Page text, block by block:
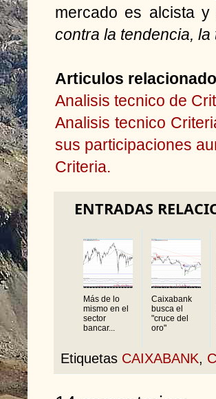
mercado es alcista
contra la tendencia,
Articulos
Analisis tecnico de
Analisis tecnico
sus participaciones
Criteria.
ENTRADAS
Más de lo
mismo en el
sector
bancar...
Caixabank
busca el
"cruce del
oro"
Etiquetas CAIXABANK,